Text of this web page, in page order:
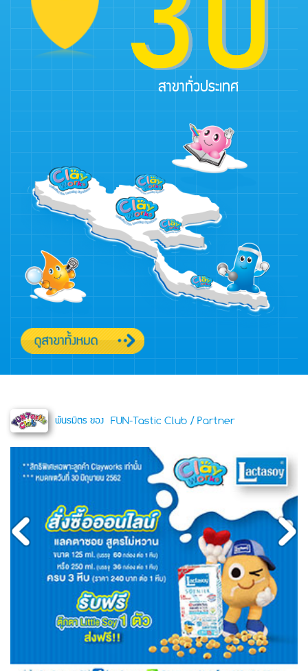
สาขาทั่วประเทศ
พันธมิตร ของ FUN-Tastic Club / Partner